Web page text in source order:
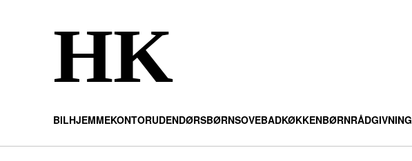
HK
BILHJEMMEKONTORUDENDØRSBØRNSOVEBADKØKKENBØRNRÅDGIVNING